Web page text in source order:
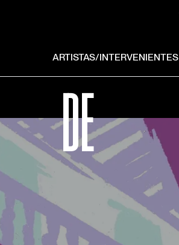
ARTISTAS/INTERVENIENTES
DE